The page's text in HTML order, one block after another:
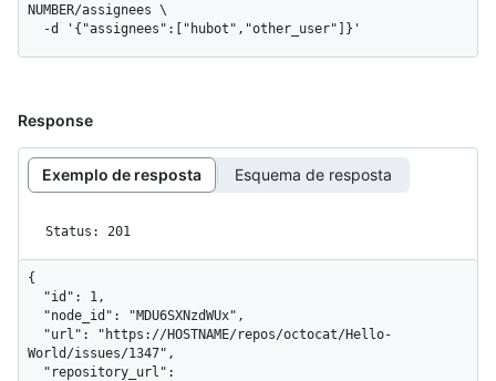
NUMBER/assignees \
  -d '{"assignees":["hubot","other_user"]}'
Response
Exemplo de resposta Esquema de resposta
Status: 201
{
World/issues/1347",